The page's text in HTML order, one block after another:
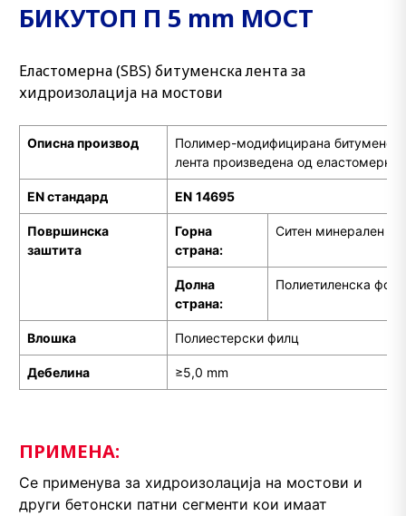
БИКУТОП П 5 mm МОСТ
Еластомерна (SBS) битуменска лента за
хидроизолација на мостови
Описна производ
Полимер-модифицирана
лента произведена од еластомерна
EN стандард EN 14695
Површинска
заштита
Горна
страна:
Ситен минерален
Долна
страна:
Полиетиленска
Влошка Полиестерски филц
Дебелина ≥5,0 mm
ПРИМЕНА:
Се применува за хидроизолација на мостови и
други бетонски патни сегменти кои имаат